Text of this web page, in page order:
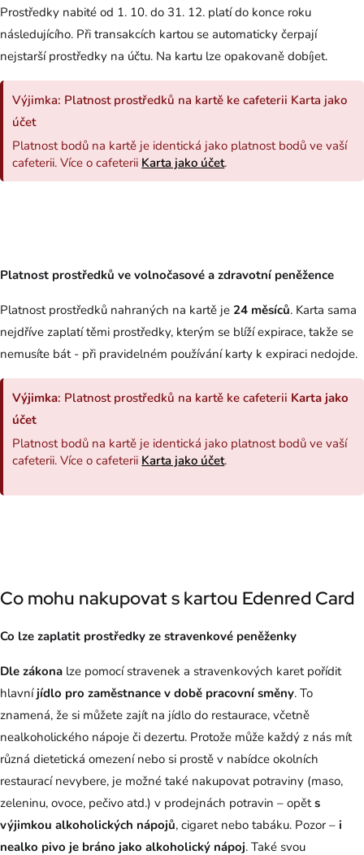
Prostředky nabité od 1. 10. do 31. 12. platí do konce roku
následujícího. Při transakcích kartou se automaticky čerpají
nejstarší prostředky na účtu. Na kartu lze opakovaně dobíjet.
Výjimka: Platnost prostředků na kartě ke cafeterii Karta jako
účet
Platnost bodů na kartě je identická jako platnost bodů ve vaší
cafeterii. Více o cafeterii Karta jako účet.
Platnost prostředků ve volnočasové a zdravotní peněžence
Platnost prostředků nahraných na kartě je 24 měsíců. Karta sama
nejdříve zaplatí těmi prostředky, kterým se blíží expirace, takže se
nemusíte bát - při pravidelném používání karty k expiraci nedojde.
Výjimka: Platnost prostředků na kartě ke cafeterii Karta jako
účet
Platnost bodů na kartě je identická jako platnost bodů ve vaší
cafeterii. Více o cafeterii Karta jako účet.
Co mohu nakupovat s kartou Edenred Card
Co lze zaplatit prostředky ze stravenkové peněženky
Dle zákona lze pomocí stravenek a stravenkových karet pořídit
hlavní jídlo pro zaměstnance v době pracovní směny. To
znamená, že si můžete zajít na jídlo do restaurace, včetně
nealkoholického nápoje či dezertu. Protože může každý z nás mít
různá dietetická omezení nebo si prostě v nabídce okolních
restaurací nevybere, je možné také nakupovat potraviny (maso,
zeleninu, ovoce, pečivo atd.) v prodejnách potravin – opěts
výjimkou alkoholických nápojů, cigaret nebo tabáku. Pozor – i
nealko pivo je bráno jako alkoholický nápoj. Také svou